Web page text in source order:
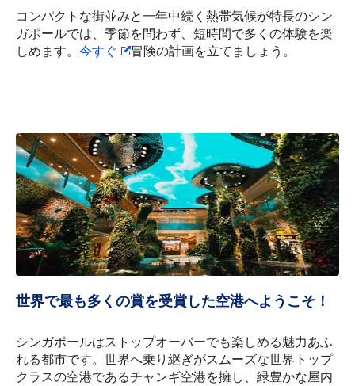
コンパクトな街並みと一年中続く熱帯気候が特長のシン
ガポールでは、季節を問わず、短時間で多くの体験を楽
しめます。 今すぐ 冒険の計画を立てましょう。
世界で最も多くの賞を受賞した空港へようこそ！
シンガポールはストップオーバーでも楽しめる魅力あふ
れる都市です。世界へ乗り継ぎがスムーズな世界トップ
クラスの空港であるチャンギ空港を擁し、緑豊かな屋内